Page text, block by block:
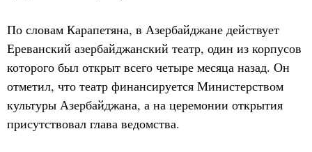
По словам Карапетяна, в Азербайджане действует
Ереванский азербайджанский театр, один из корпусов
которого был открыт всего четыре месяца назад. Он
отметил, что театр финансируется Министерством
культуры Азербайджана, а на церемонии открытия
присутствовал глава ведомства.